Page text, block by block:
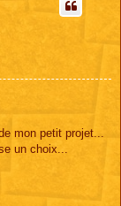
mon petit projet...
un choix...